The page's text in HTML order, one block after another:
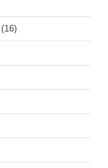
(16)